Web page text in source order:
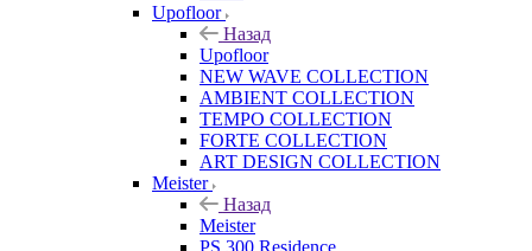
Upofloor
Назад
Upofloor
NEW WAVE COLLECTION
AMBIENT COLLECTION
TEMPO COLLECTION
FORTE COLLECTION
ART DESIGN COLLECTION
Meister
Назад
Meister
PS 300 Residence